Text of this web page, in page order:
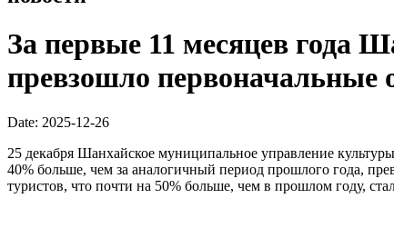
За первые 11 месяцев года
превзошло первоначальные
Date: 2025-12-26
25 декабря Шанхайское муниципальное управление
40% больше, чем за аналогичный период прошлого года,
туристов, что почти на 50% больше, чем в прошлом году,